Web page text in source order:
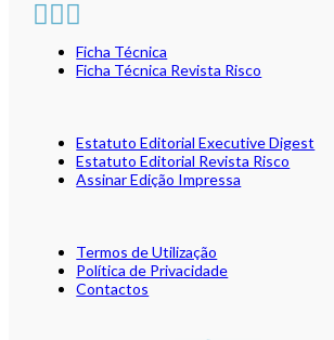
Ficha Técnica
Ficha Técnica Revista Risco
Estatuto Editorial Executive Digest
Estatuto Editorial Revista Risco
Assinar Edição Impressa
Termos de Utilização
Política de Privacidade
Contactos